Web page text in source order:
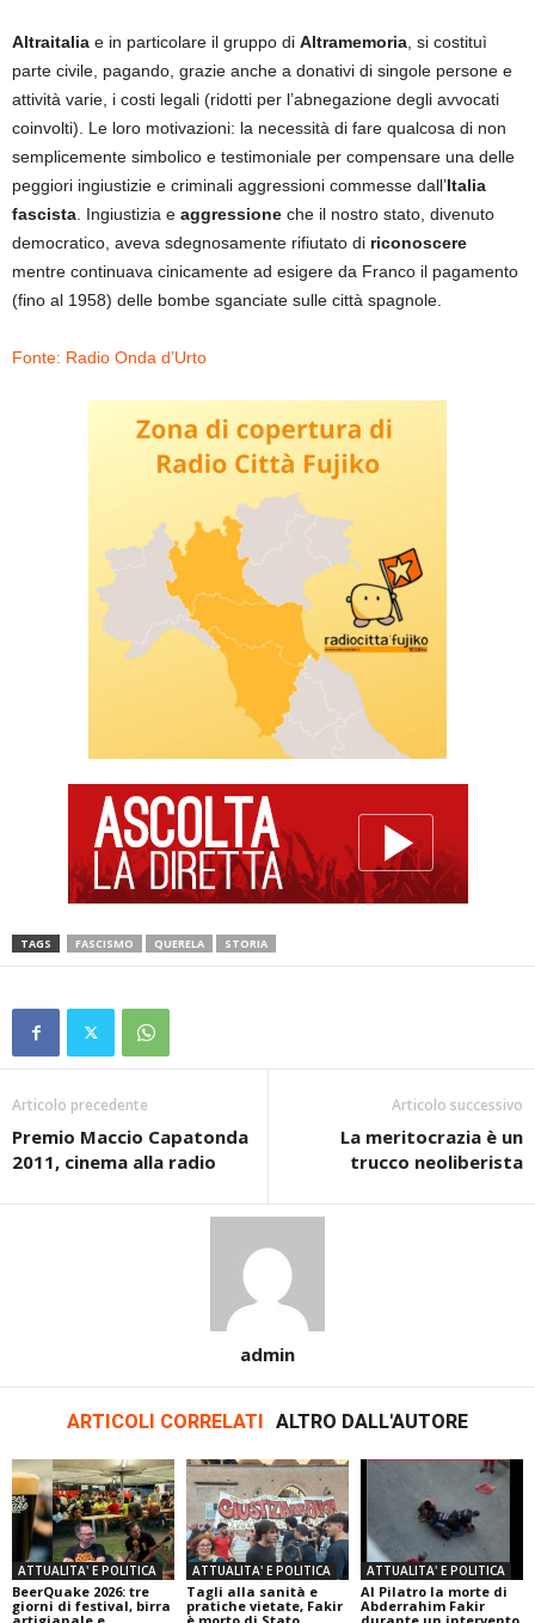
Altraitalia e in particolare il gruppo di Altramemoria , si costituì
parte civile, pagando, grazie anche a donativi di singole persone e
attività varie, i costi legali (ridotti per l’abnegazione degli avvocati
coinvolti). Le loro motivazioni: la necessità di fare qualcosa di non
semplicemente simbolico e testimoniale per compensare una delle
peggiori ingiustizie e criminali aggressioni commesse dall’Italia
fascista . Ingiustizia e aggressione che il nostro stato, divenuto
democratico, aveva sdegnosamente rifiutato di riconoscere
mentre continuava cinicamente ad esigere da Franco il pagamento
(fino al 1958) delle bombe sganciate sulle città spagnole.
Fonte: Radio Onda d’Urto
TAGS FASCISMO QUERELA STORIA
Articolo precedente
Premio Maccio Capatonda
2011, cinema alla radio
Articolo successivo
La meritocrazia è un
trucco neoliberista
admin
ARTICOLI CORRELATI ALTRO DALL'AUTORE
ATTUALITA' E POLITICA
BeerQuake 2026: tre
giorni di festival, birra
ATTUALITA' E POLITICA
Tagli alla sanità e
pratiche vietate, Fakir
ATTUALITA' E POLITICA
Al Pilatro la morte di
Abderrahim Fakir